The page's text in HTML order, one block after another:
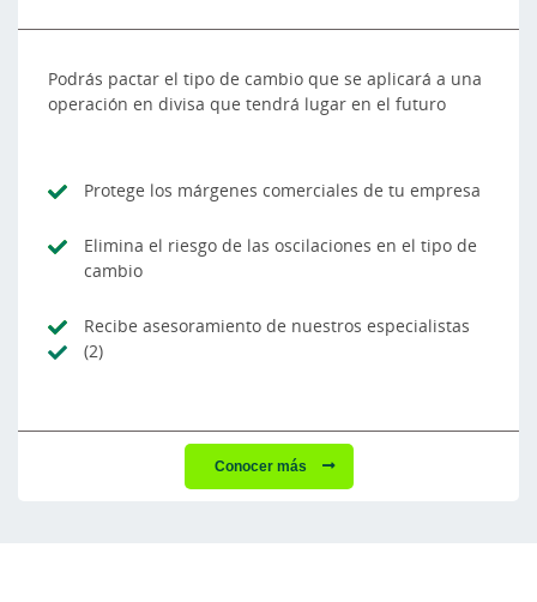
Podrás pactar el tipo de cambio que se aplicará a una
operación en divisa que tendrá lugar en el futuro
Protege los márgenes comerciales de tu empresa
Elimina el riesgo de las oscilaciones en el tipo de
cambio
Recibe asesoramiento de nuestros especialistas
(2)
Conocer más